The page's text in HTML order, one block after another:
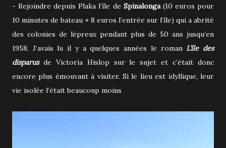
- Rejoindre depuis Plaka l’île de Spinalonga(10 euros pour
10 minutes de bateau + 8 euros l’entrée sur l’île) qui a abrité
des colonies de lépreux pendant plus de 50 ans jusqu’en
1958. J’avais lu il y a quelques années le romanL’île des
disparusde Victoria Hislop sur le sujet et c’était donc
encore plus émouvant à visiter. Si le lieu est idyllique, leur
vie isolée l’était beaucoup moins